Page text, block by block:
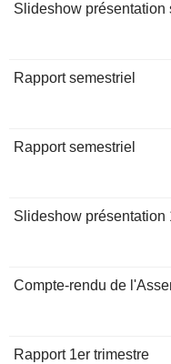
Slideshow présentation
Rapport semestriel
Rapport semestriel
Slideshow présentation
Compte-rendu de
Rapport 1er trimestre